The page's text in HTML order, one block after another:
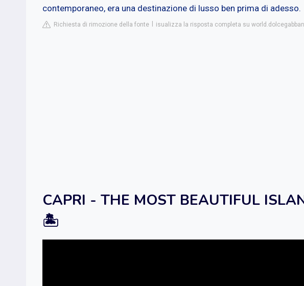
contemporaneo, era una destinazione di lusso ben prima di adesso.
Richiesta di rimozione della fonte isualizza la risposta completa su
CAPRI - THE MOST BEAUTIFUL
🏝️